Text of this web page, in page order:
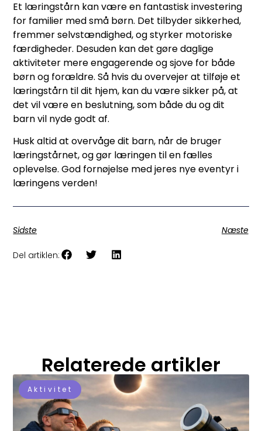
Et læringstårn kan være en fantastisk investering
for familier med små børn. Det tilbyder sikkerhed,
fremmer selvstændighed, og styrker motoriske
færdigheder. Desuden kan det gøre daglige
aktiviteter mere engagerende og sjove for både
børn og forældre. Så hvis du overvejer at tilføje et
læringstårn til dit hjem, kan du være sikker på, at
det vil være en beslutning, som både du og dit
barn vil nyde godt af.
Husk altid at overvåge dit barn, når de bruger
læringstårnet, og gør læringen til en fælles
oplevelse. God fornøjelse med jeres nye eventyr i
læringens verden!
Sidste Næste
Del artiklen:
Relaterede artikler
Aktivitet